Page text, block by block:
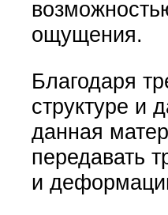
ощущения.
Благодаря
структуре и
данная
передавать
и